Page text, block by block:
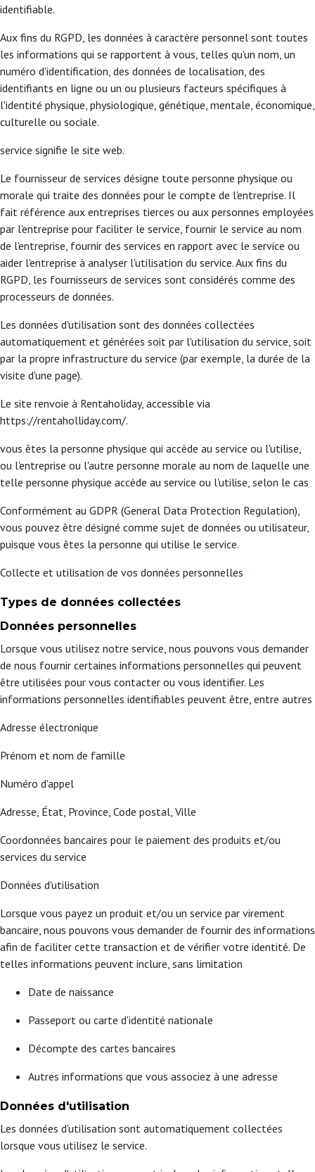
identifiable.
Aux fins du RGPD, les données à caractère personnel sont toutes
les informations qui se rapportent à vous, telles qu'un nom, un
numéro d'identification, des données de localisation, des
identifiants en ligne ou un ou plusieurs facteurs spécifiques à
l'identité physique, physiologique, génétique, mentale, économique,
culturelle ou sociale.
service signifie le site web.
Le fournisseur de services désigne toute personne physique ou
morale qui traite des données pour le compte de l'entreprise. Il
fait référence aux entreprises tierces ou aux personnes employées
par l'entreprise pour faciliter le service, fournir le service au nom
de l'entreprise, fournir des services en rapport avec le service ou
aider l'entreprise à analyser l'utilisation du service. Aux fins du
RGPD, les fournisseurs de services sont considérés comme des
processeurs de données.
Les données d'utilisation sont des données collectées
automatiquement et générées soit par l'utilisation du service, soit
par la propre infrastructure du service (par exemple, la durée de la
visite d'une page).
Le site renvoie à Rentaholiday, accessible via
https://rentaholliday.com/.
vous êtes la personne physique qui accède au service ou l'utilise,
ou l'entreprise ou l'autre personne morale au nom de laquelle une
telle personne physique accède au service ou l'utilise, selon le cas
Conformément au GDPR (General Data Protection Regulation),
vous pouvez être désigné comme sujet de données ou utilisateur,
puisque vous êtes la personne qui utilise le service.
Collecte et utilisation de vos données personnelles
Types de données collectées
Données personnelles
Lorsque vous utilisez notre service, nous pouvons vous demander
de nous fournir certaines informations personnelles qui peuvent
être utilisées pour vous contacter ou vous identifier. Les
informations personnelles identifiables peuvent être, entre autres
Adresse électronique
Prénom et nom de famille
Numéro d'appel
Adresse, État, Province, Code postal, Ville
Coordonnées bancaires pour le paiement des produits et/ou
services du service
Données d'utilisation
Lorsque vous payez un produit et/ou un service par virement
bancaire, nous pouvons vous demander de fournir des informations
afin de faciliter cette transaction et de vérifier votre identité. De
telles informations peuvent inclure, sans limitation
Date de naissance
Passeport ou carte d'identité nationale
Décompte des cartes bancaires
Autres informations que vous associez à une adresse
Données d'utilisation
Les données d'utilisation sont automatiquement collectées
lorsque vous utilisez le service.